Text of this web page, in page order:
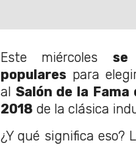
Este miércoles se
populares para
al Salón de la Fama
2018 de la clásica
¿Y qué significa eso?